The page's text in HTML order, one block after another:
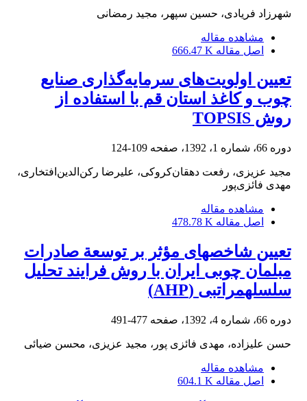
شهرزاد فریادی، حسین سپهر، مجید رمضانی
مشاهده مقاله
اصل مقاله 666.47 K
تعیین اولویت‌‌های سرمایه‌‌گذاری صنایع
چوب و کاغذ استان قم با استفاده از
روش TOPSIS
دوره 66، شماره 1، 1392، صفحه 109-124
مجید عزیزی، رفعت دهقان‌کروکی، علیرضا رکن‌الدین‌افتخاری،
مهدی فائزی‌پور
مشاهده مقاله
اصل مقاله 478.78 K
تعیین شاخص‏های مؤثر بر توسعة صادرات
مبلمان چوبی ایران با روش فرایند تحلیل
سلسله‏مراتبی (AHP)
دوره 66، شماره 4، 1392، صفحه 477-491
حسن علیزاده، مهدی فائزی پور، مجید عزیزی، محسن ضیائی
مشاهده مقاله
اصل مقاله 604.1 K